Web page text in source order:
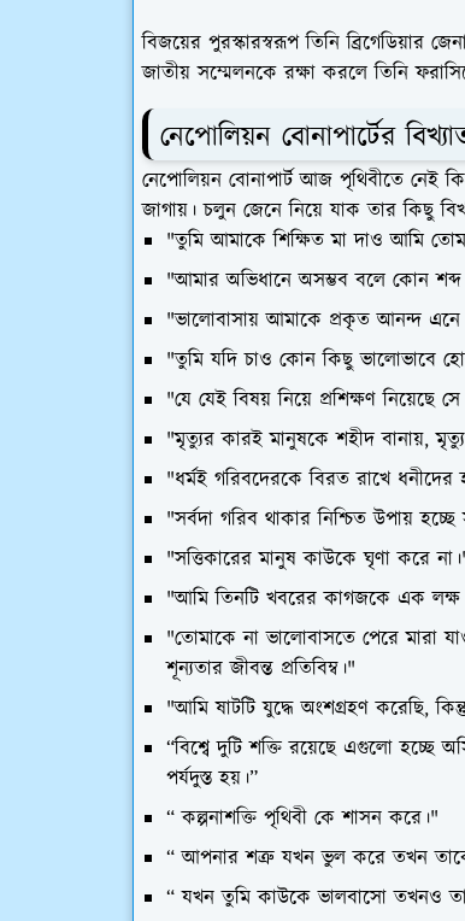
বিজয়ের পুরস্কারস্বরূপ তিনি ব্রিগেডিয়ার
জাতীয় সম্মেলনকে রক্ষা করলে তিনি
নেপোলিয়ন বোনাপার্টের
নেপোলিয়ন বোনাপার্ট আজ পৃথিবীতে নেই
জাগায়। চলুন জেনে নিয়ে যাক তার কিছু
"তুমি আমাকে শিক্ষিত মা দাও আমি
"আমার অভিধানে অসম্ভব বলে কোন
"ভালোবাসায় আমাকে প্রকৃত আনন্দ এনে
"তুমি যদি চাও কোন কিছু ভালোভাবে
"যে যেই বিষয় নিয়ে প্রশিক্ষণ নিয়েছে
"মৃত্যুর কারই মানুষকে শহীদ বানায়,
"ধর্মই গরিবদেরকে বিরত রাখে ধনীদের
"সর্বদা গরিব থাকার নিশ্চিত উপায়
"সত্তিকারের মানুষ কাউকে ঘৃণা করে
"আমি তিনটি খবরের কাগজকে এক লক্ষ
"তোমাকে না ভালোবাসতে পেরে মারা
শূন্যতার জীবন্ত প্রতিবিম্ব।"
"আমি ষাটটি যুদ্ধে অংশগ্রহণ করেছি,
“বিশ্বে দুটি শক্তি রয়েছে এগুলো হচ্ছে
পর্যদুস্ত হয়।”
“ কল্পনাশক্তি পৃথিবী কে শাসন করে।"
“ আপনার শত্রু যখন ভুল করে তখন তাকে
“ যখন তুমি কাউকে ভালবাসো তখনও